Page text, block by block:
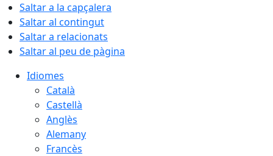
Saltar a la capçalera
Saltar al contingut
Saltar a relacionats
Saltar al peu de pàgina
Idiomes
Català
Castellà
Anglès
Alemany
Francès